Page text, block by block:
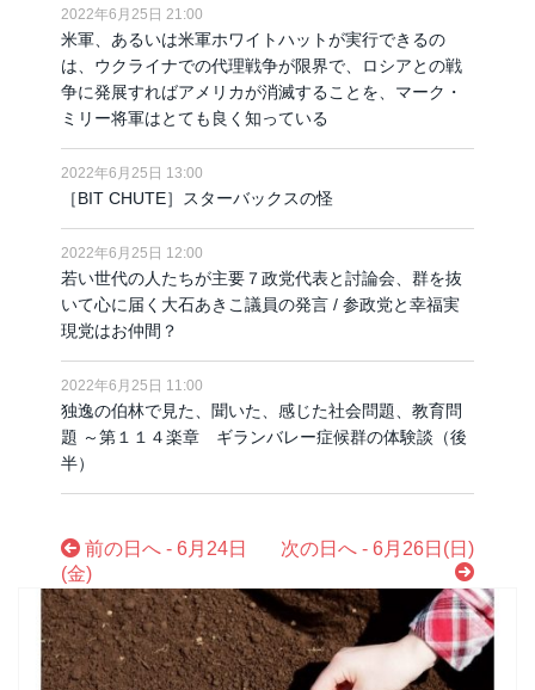
2022年6月25日 21:00
米軍、あるいは米軍ホワイトハットが実行できるの
は、ウクライナでの代理戦争が限界で、ロシアとの戦
争に発展すればアメリカが消滅することを、マーク・
ミリー将軍はとても良く知っている
2022年6月25日 13:00
［BIT CHUTE］スターバックスの怪
2022年6月25日 12:00
若い世代の人たちが主要７政党代表と討論会、群を抜
いて心に届く大石あきこ議員の発言 / 参政党と幸福実
現党はお仲間？
2022年6月25日 11:00
独逸の伯林で見た、聞いた、感じた社会問題、教育問
題 ～第１１４楽章 ギランバレー症候群の体験談（後
半）
前の日へ - 6月24日
(金)
次の日へ - 6月26日(日)